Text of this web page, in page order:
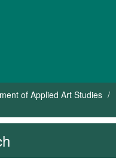
of Applied Art Studies